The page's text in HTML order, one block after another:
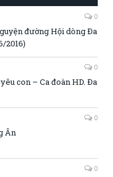
0
đường Hội dòng Đa
2016)
0
con – Ca đoàn HD. Đa
0
Ân
0